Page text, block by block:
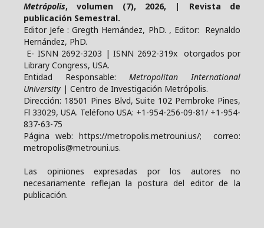
Metrópolis, volumen (7), 2026, | Revista de
publicación Semestral.
Editor Jefe : Gregth Hernández, PhD. , Editor: Reynaldo
Hernández, PhD.
E- ISNN 2692-3203 | ISNN 2692-319x otorgados por
Library Congress, USA.
Entidad Responsable: Metropolitan International
University | Centro de Investigación Metrópolis.
Dirección: 18501 Pines Blvd, Suite 102 Pembroke Pines,
Fl 33029, USA. Teléfono USA: +1-954-256-09-81/ +1-954-
837-63-75
Página web: https://metropolis.metrouni.us/; correo:
metropolis@metrouni.us.
Las opiniones expresadas por los autores no
necesariamente reflejan la postura del editor de la
publicación.